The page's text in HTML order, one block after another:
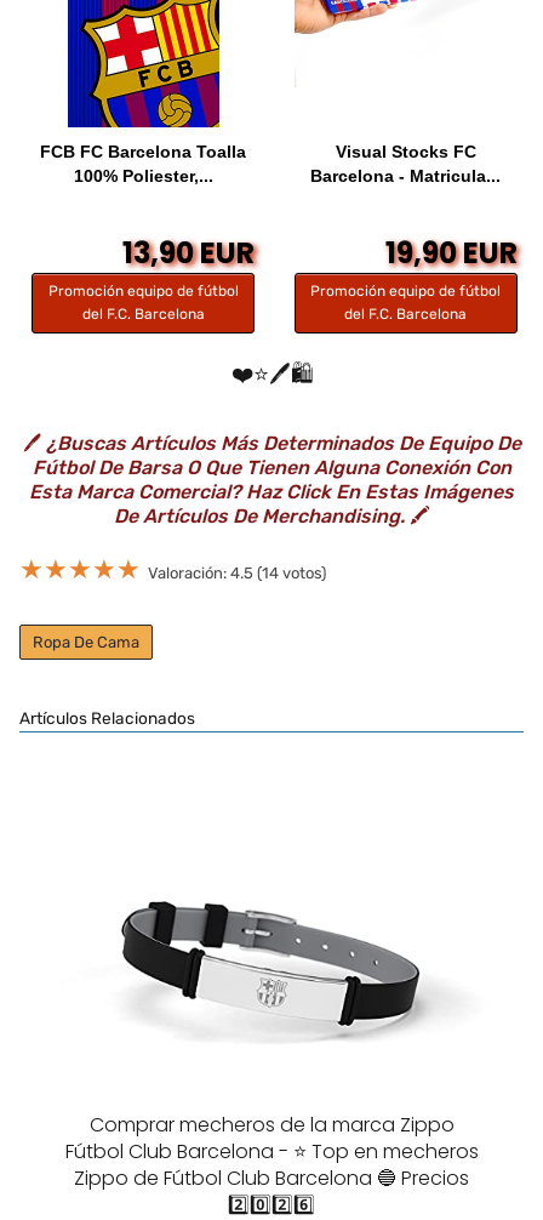
FCB FC Barcelona Toalla
100% Poliester,...
13,90 EUR
Promoción equipo de fútbol
del F.C. Barcelona
Visual Stocks FC
Barcelona - Matricula...
19,90 EUR
Promoción equipo de fútbol
del F.C. Barcelona
❤️⭐️🖊️🛍️
🖊️ ¿Buscas Artículos Más Determinados De Equipo De
Fútbol De Barsa O Que Tienen Alguna Conexión Con
Esta Marca Comercial? Haz Click En Estas Imágenes
De Artículos De Merchandising.🖍️
★★★★★ Valoración: 4.5 (14 votos)
Ropa De Cama
Artículos Relacionados
Comprar mecheros de la marca Zippo
Fútbol Club Barcelona - ⭐️ Top en mecheros
Zippo de Fútbol Club Barcelona 🔵 Precios
2️⃣0️⃣2️⃣6️⃣